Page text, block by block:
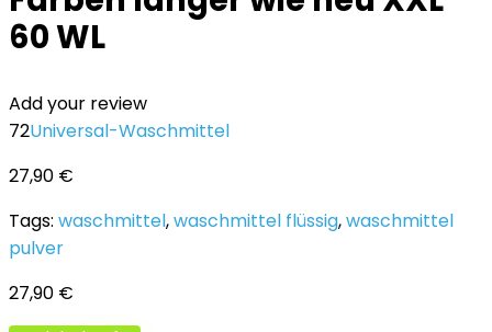
60 WL
Add your review
72Universal-Waschmittel
27,90 €
Tags: waschmittel,waschmittel flüssig,waschmittel
pulver
27,90 €